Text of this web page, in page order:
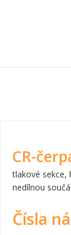
CR-
tlakové sekce,
nedílnou
Čísla